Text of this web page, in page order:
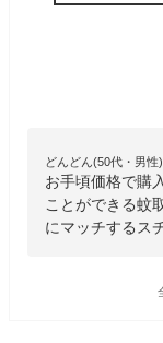
どんどん(50代・男性)
お手頃価格で購
ことができる蚊
にマッチするス